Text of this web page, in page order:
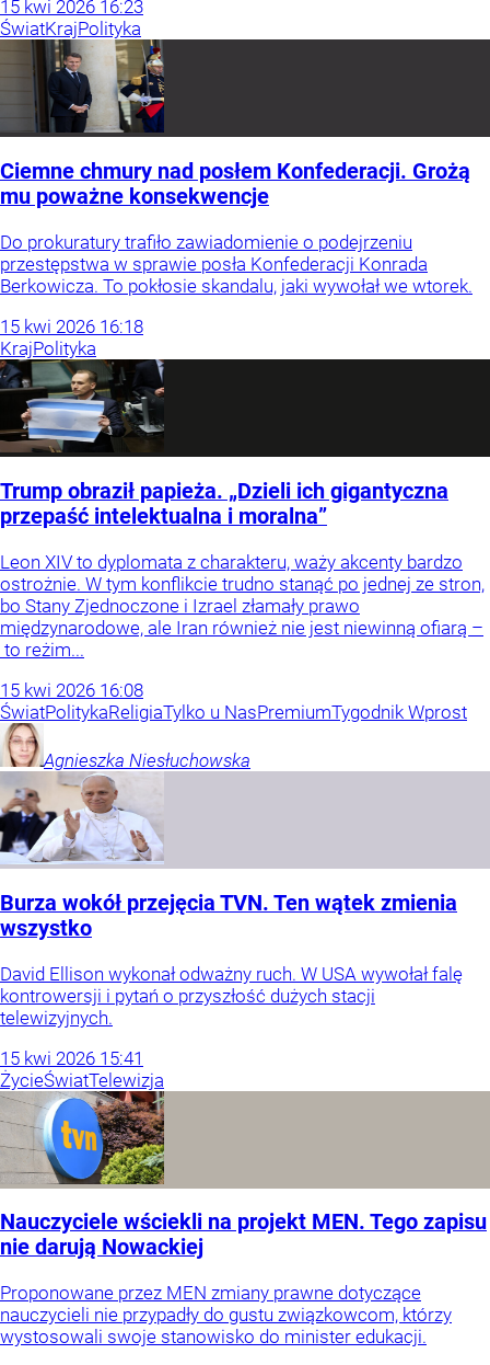
15 kwi 2026 16:23
ŚwiatKrajPolityka
Ciemne chmury nad posłem Konfederacji. Grożą
mu poważne konsekwencje
Do prokuratury trafiło zawiadomienie o podejrzeniu
przestępstwa w sprawie posła Konfederacji Konrada
Berkowicza. To pokłosie skandalu, jaki wywołał we wtorek.
15 kwi 2026 16:18
KrajPolityka
Trump obraził papieża. „Dzieli ich gigantyczna
przepaść intelektualna i moralna”
Leon XIV to dyplomata z charakteru, waży akcenty bardzo
ostrożnie. W tym konflikcie trudno stanąć po jednej ze stron,
bo Stany Zjednoczone i Izrael złamały prawo
międzynarodowe, ale Iran również nie jest niewinną ofiarą –
to reżim...
15 kwi 2026 16:08
ŚwiatPolitykaReligiaTylko u NasPremiumTygodnik Wprost
Agnieszka Niesłuchowska
Burza wokół przejęcia TVN. Ten wątek zmienia
wszystko
David Ellison wykonał odważny ruch. W USA wywołał falę
kontrowersji i pytań o przyszłość dużych stacji
telewizyjnych.
15 kwi 2026 15:41
ŻycieŚwiatTelewizja
Nauczyciele wściekli na projekt MEN. Tego zapisu
nie darują Nowackiej
Proponowane przez MEN zmiany prawne dotyczące
nauczycieli nie przypadły do gustu związkowcom, którzy
wystosowali swoje stanowisko do minister edukacji.